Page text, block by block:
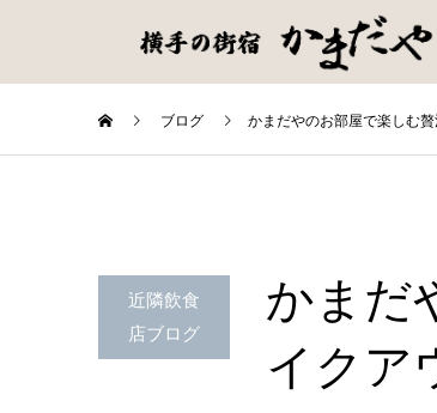
ブログ かまだやのお部屋で楽しむ
近隣飲食
店ブログ
かまだ
イクア